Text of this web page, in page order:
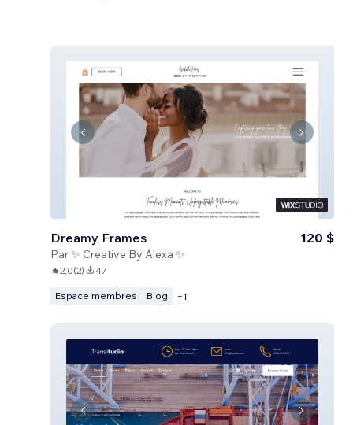
Dreamy Frames
Par✨ Creative By Alexa ✨
120 $
2,0(2) 47
Espace membres Blog +1